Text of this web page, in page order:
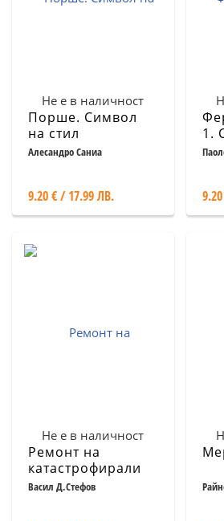
Не е в наличност
Порше. Символ
на стил
Алесандро Саниа
9.20 € / 17.99 ЛВ.
1.
Не е в наличност
Ремонт на
катастрофирали
автомобили.
Васил Д.Стефов